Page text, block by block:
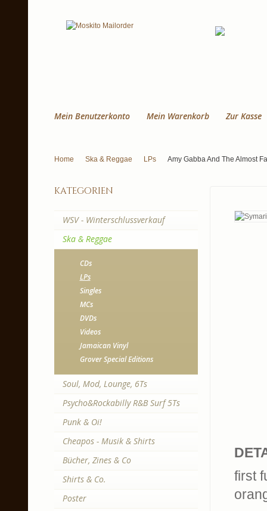
Mein Benutzerkonto Mein Warenkorb Zur Kasse
Home Ska & Reggae LPs Amy Gabba And The Almost
first
kategorien
WSV - Winterschlussverkauf
Ska & Reggae
CDs
LPs
Singles
MCs
DVDs
Videos
Jamaican Vinyl
Grover Special Editions
Soul, Mod, Lounge, 6Ts
Psycho&Rockabilly R&B Surf 5Ts
Punk & Oi!
Cheapos - Musik & Shirts
Bücher, Zines & Co
Shirts & Co.
Poster